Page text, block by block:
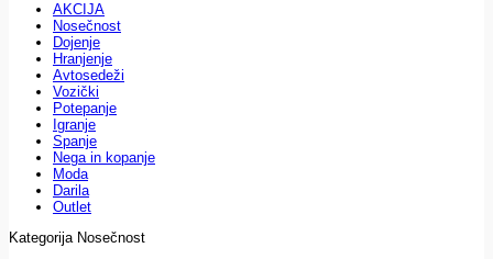
AKCIJA
Nosečnost
Dojenje
Hranjenje
Avtosedeži
Vozički
Potepanje
Igranje
Spanje
Nega in kopanje
Moda
Darila
Outlet
Kategorija Nosečnost